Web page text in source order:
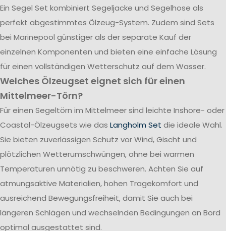
Ein Segel Set kombiniert Segeljacke und Segelhose als
perfekt abgestimmtes Ölzeug-System. Zudem sind Sets
bei Marinepool günstiger als der separate Kauf der
einzelnen Komponenten und bieten eine einfache Lösung
für einen vollständigen Wetterschutz auf dem Wasser.
Welches Ölzeugset eignet sich für einen
Mittelmeer-Törn?
Für einen Segeltörn im Mittelmeer sind leichte Inshore- oder
Coastal-Ölzeugsets wie das Langholm Set die ideale Wahl.
Sie bieten zuverlässigen Schutz vor Wind, Gischt und
plötzlichen Wetterumschwüngen, ohne bei warmen
Temperaturen unnötig zu beschweren. Achten Sie auf
atmungsaktive Materialien, hohen Tragekomfort und
ausreichend Bewegungsfreiheit, damit Sie auch bei
längeren Schlägen und wechselnden Bedingungen an Bord
optimal ausgestattet sind.